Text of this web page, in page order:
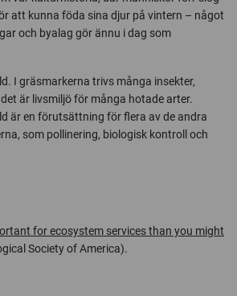
att kunna föda sina djur på vintern – något
och byalag gör ännu i dag som
I gräsmarkerna trivs många insekter,
är livsmiljö för många hotade arter.
är en förutsättning för flera av de andra
som pollinering, biologisk kontroll och
for ecosystem services than you might
Society of America).